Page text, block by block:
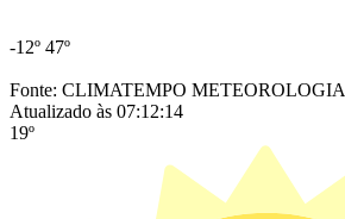
-12º 47º
Fonte: CLIMATEMPO METEOROLOGIA
Atualizado às 07:12:14
19º